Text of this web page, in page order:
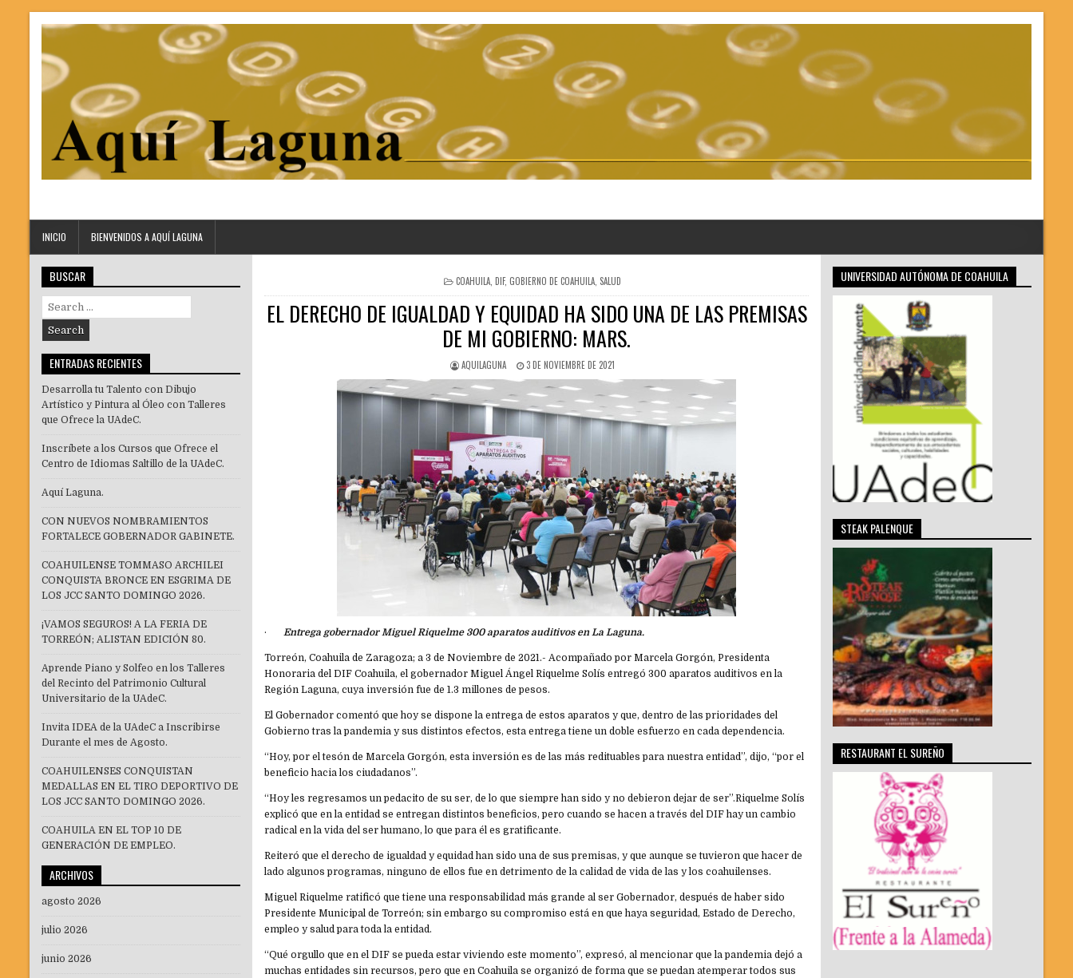
INICIO BIENVENIDOS A AQUÍ LAGUNA
POSTED
IN
COAHUILA, DIF, GOBIERNO DE COAHUILA, SALUD
EL DERECHO DE IGUALDAD Y EQUIDAD HA SIDO UNA DE LAS PREMISAS
DE MI GOBIERNO: MARS.
AQUILAGUNA 3 DE NOVIEMBRE DE 2021
· Entrega gobernador Miguel Riquelme 300 aparatos auditivos en La Laguna.
Torreón, Coahuila de Zaragoza; a 3 de Noviembre de 2021.- Acompañado por Marcela Gorgón, Presidenta
Honoraria del DIF Coahuila, el gobernador Miguel Ángel Riquelme Solís entregó 300 aparatos auditivos en la
Región Laguna, cuya inversión fue de 1.3 millones de pesos.
El Gobernador comentó que hoy se dispone la entrega de estos aparatos y que, dentro de las prioridades del
Gobierno tras la pandemia y sus distintos efectos, esta entrega tiene un doble esfuerzo en cada dependencia.
“Hoy, por el tesón de Marcela Gorgón, esta inversión es de las más redituables para nuestra entidad”, dijo, “por el
beneficio hacia los ciudadanos”.
“Hoy les regresamos un pedacito de su ser, de lo que siempre han sido y no debieron dejar de ser”.Riquelme Solís
explicó que en la entidad se entregan distintos beneficios, pero cuando se hacen a través del DIF hay un cambio
radical en la vida del ser humano, lo que para él es gratificante.
Reiteró que el derecho de igualdad y equidad han sido una de sus premisas, y que aunque se tuvieron que hacer de
lado algunos programas, ninguno de ellos fue en detrimento de la calidad de vida de las y los coahuilenses.
Miguel Riquelme ratificó que tiene una responsabilidad más grande al ser Gobernador, después de haber sido
Presidente Municipal de Torreón; sin embargo su compromiso está en que haya seguridad, Estado de Derecho,
empleo y salud para toda la entidad.
“Qué orgullo que en el DIF se pueda estar viviendo este momento”, expresó, al mencionar que la pandemia dejó a
muchas entidades sin recursos, pero que en Coahuila se organizó de forma que se puedan atemperar todos sus
BUSCAR
Search
for:
ENTRADAS RECIENTES
Desarrolla tu Talento con Dibujo
Artístico y Pintura al Óleo con Talleres
que Ofrece la UAdeC.
Inscríbete a los Cursos que Ofrece el
Centro de Idiomas Saltillo de la UAdeC.
Aquí Laguna.
CON NUEVOS NOMBRAMIENTOS
FORTALECE GOBERNADOR GABINETE.
COAHUILENSE TOMMASO ARCHILEI
CONQUISTA BRONCE EN ESGRIMA DE
LOS JCC SANTO DOMINGO 2026.
¡VAMOS SEGUROS! A LA FERIA DE
TORREÓN; ALISTAN EDICIÓN 80.
Aprende Piano y Solfeo en los Talleres
del Recinto del Patrimonio Cultural
Universitario de la UAdeC.
Invita IDEA de la UAdeC a Inscribirse
Durante el mes de Agosto.
COAHUILENSES CONQUISTAN
MEDALLAS EN EL TIRO DEPORTIVO DE
LOS JCC SANTO DOMINGO 2026.
COAHUILA EN EL TOP 10 DE
GENERACIÓN DE EMPLEO.
ARCHIVOS
agosto 2026
julio 2026
junio 2026
UNIVERSIDAD AUTÓNOMA DE COAHUILA
STEAK PALENQUE
RESTAURANT EL SUREÑO